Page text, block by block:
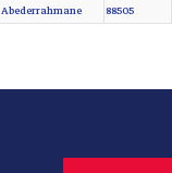
88505
Abederrahmane